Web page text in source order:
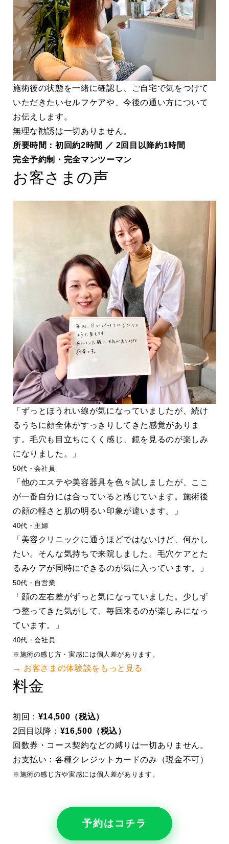
施術後の状態を一緒に確認し、ご自宅で気をつけて
いただきたいセルフケアや、今後の通い方について
お伝えします。
無理な勧誘は一切ありません。
所要時間：初回約2時間 ／ 2回目以降約1時間
完全予約制・完全マンツーマン
お客さまの声
「ずっとほうれい線が気になっていましたが、続け
るうちに顔全体がすっきりしてきた感覚がありま
す。毛穴も目立ちにくく感じ、鏡を見るのが楽しみ
になりました。」
50代・会社員
「他のエステや美容器具を色々試しましたが、ここ
が一番自分には合っていると感じています。施術後
の顔の軽さと肌の明るい印象が違います。」
40代・主婦
「美容クリニックに通うほどではないけど、何かし
たい。そんな気持ちで来院しました。毛穴ケアとた
るみケアが同時にできるのが気に入っています。」
50代・自営業
「顔の左右差がずっと気になっていました。少しず
つ整ってきた気がして、毎回来るのが楽しみになっ
ています。」
40代・会社員
※施術の感じ方・実感には個人差があります。
→ お客さまの体験談をもっと見る
料金
初回： ¥14,500（税込）
2回目以降： ¥16,500（税込）
回数券・コース契約などの縛りは一切ありません。
お支払い：各種クレジットカードのみ（現金不可）
※施術の感じ方や実感には個人差があります。
予約はコチラ